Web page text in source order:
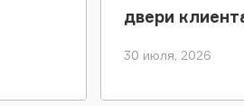
двери
30 июля, 2026